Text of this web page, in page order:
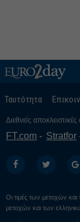
Ταυτότητα
Διεθνείς
FT.com Stratfor
Οι τιμές των μετοχών και
μετοχών και των